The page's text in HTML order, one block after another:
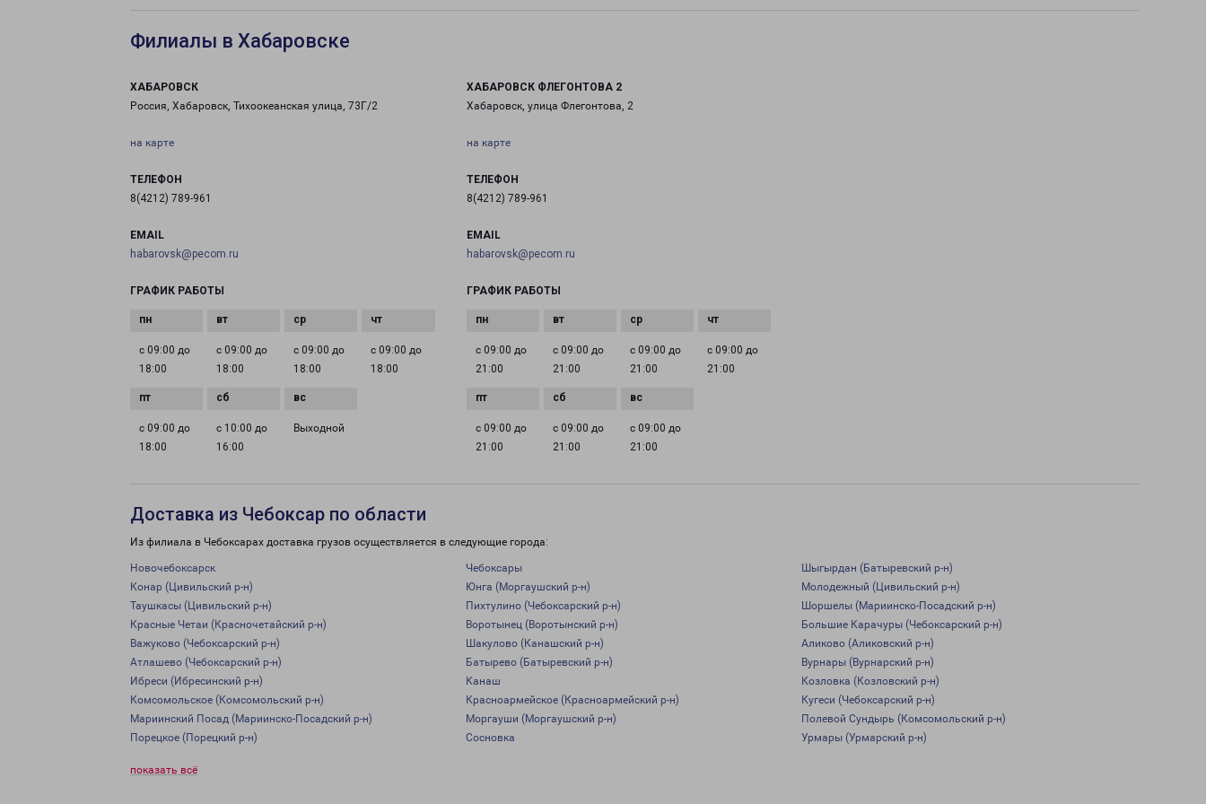
Филиалы в Хабаровске
ХАБАРОВСК
Россия, Хабаровск, Тихоокеанская улица, 73Г/2
на карте
ТЕЛЕФОН
8(4212) 789-961
EMAIL
habarovsk@pecom.ru
ГРАФИК РАБОТЫ
с 09:00 до
18:00
с 09:00 до
18:00
с 09:00 до
18:00
с 09:00 до
18:00
с 09:00 до
18:00
с 10:00 до
16:00
Выходной
ХАБАРОВСК ФЛЕГОНТОВА 2
Хабаровск, улица Флегонтова, 2
на карте
ТЕЛЕФОН
8(4212) 789-961
EMAIL
habarovsk@pecom.ru
ГРАФИК РАБОТЫ
с 09:00 до
21:00
с 09:00 до
21:00
с 09:00 до
21:00
с 09:00 до
21:00
с 09:00 до
21:00
с 09:00 до
21:00
с 09:00 до
21:00
Доставка из Чебоксар по области
Из филиала в Чебоксарах доставка грузов осуществляется в следующие города:
Новочебоксарск Чебоксары
Шыгырдан (Батыревский р-н)
Конар (Цивильский р-н)
Юнга (Моргаушский р-н)
Молодежный (Цивильский р-н)
Таушкасы (Цивильский р-н)
Пихтулино (Чебоксарский р-н)
Шоршелы (Мариинско-Посадский р-н)
Красные Четаи (Красночетайский р-н)
Воротынец (Воротынский р-н)
Большие Карачуры (Чебоксарский р-н)
Важуково (Чебоксарский р-н)
Шакулово (Канашский р-н)
Аликово (Аликовский р-н)
Атлашево (Чебоксарский р-н)
Батырево (Батыревский р-н)
Вурнары (Вурнарский р-н)
Ибреси (Ибресинский р-н)
Канаш
Козловка (Козловский р-н)
Комсомольское (Комсомольский р-н)
Красноармейское (Красноармейский р-н)
Кугеси (Чебоксарский р-н)
Мариинский Посад (Мариинско-Посадский р-н)
Моргауши (Моргаушский р-н)
Полевой Сундырь (Комсомольский р-н)
Порецкое (Порецкий р-н)
Сосновка Урмары (Урмарский р-н)
показать всё